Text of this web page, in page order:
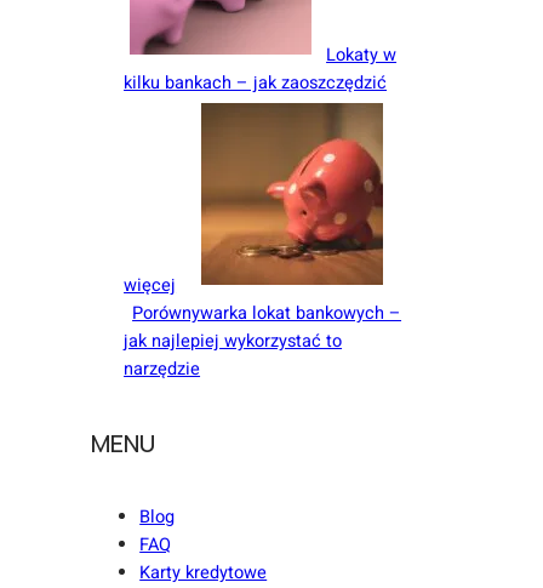
Lokaty w
kilku bankach – jak zaoszczędzić
więcej
Porównywarka lokat bankowych –
jak najlepiej wykorzystać to
narzędzie
MENU
Blog
FAQ
Karty kredytowe